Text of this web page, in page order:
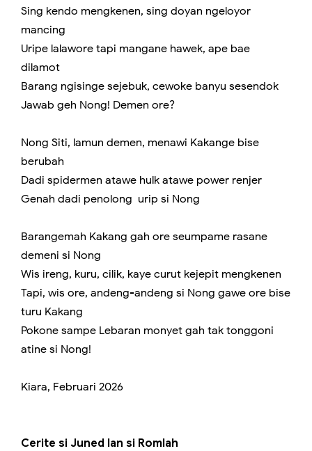
Sing kendo mengkenen, sing doyan ngeloyor
mancing
Uripe lalawore tapi mangane hawek, ape bae
dilamot
Barang ngisinge sejebuk, cewoke banyu sesendok
Jawab geh Nong! Demen ore?
Nong Siti, lamun demen, menawi Kakange bise
berubah
Dadi spidermen atawe hulk atawe power renjer
Genah dadi penolong urip si Nong
Barangemah Kakang gah ore seumpame rasane
demeni si Nong
Wis ireng, kuru, cilik, kaye curut kejepit mengkenen
Tapi, wis ore, andeng-andeng si Nong gawe ore bise
turu Kakang
Pokone sampe Lebaran monyet gah tak tonggoni
atine si Nong!
Kiara, Februari 2026
Cerite si Juned lan si Romlah